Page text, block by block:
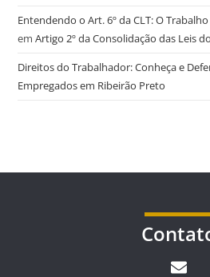
Entendendo o Art. 6º da CLT: O
emArtigo 2º da Consolidação das Leis
Direitos do Trabalhador: Conheça e
Empregados em Ribeirão Preto